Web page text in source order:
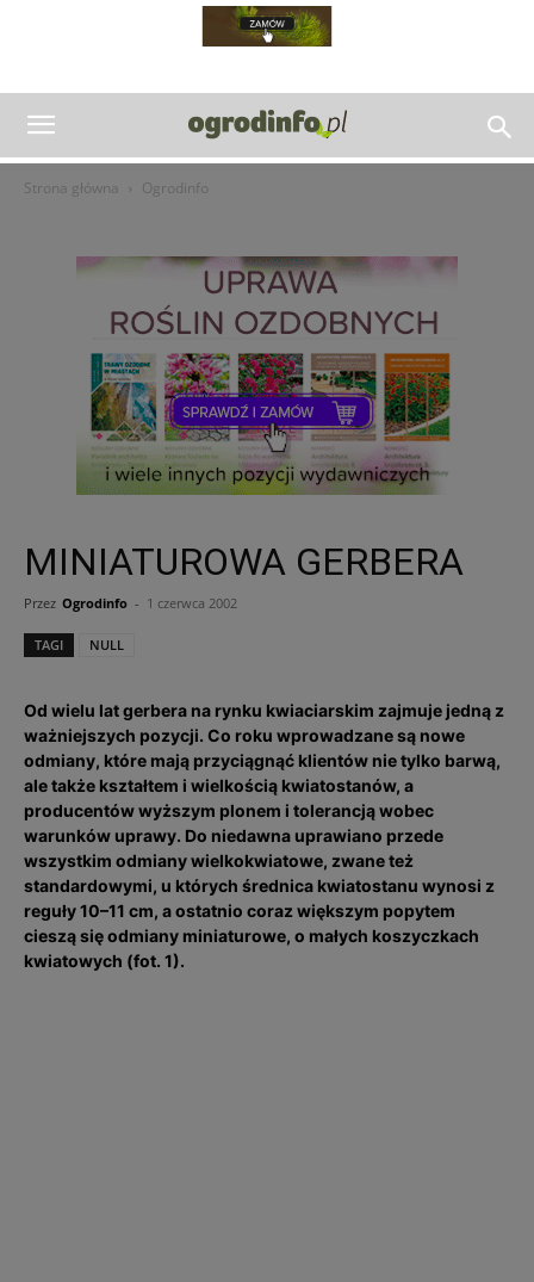
Strona główna Ogrodinfo
MINIATUROWA GERBERA
Przez Ogrodinfo - 1 czerwca 2002
TAGI NULL
Od wielu lat gerbera na rynku kwiaciarskim zajmuje jedną z
ważniejszych pozycji. Co roku wprowadzane są nowe
odmiany, które mają przyciągnąć klientów nie tylko barwą,
ale także kształtem i wielkością kwiatostanów, a
producentów wyższym plonem i tolerancją wobec
warunków uprawy. Do niedawna uprawiano przede
wszystkim odmiany wielkokwiatowe, zwane też
standardowymi, u których średnica kwiatostanu wynosi z
reguły 10–11 cm, a ostatnio coraz większym popytem
cieszą się odmiany miniaturowe, o małych koszyczkach
kwiatowych (fot. 1).